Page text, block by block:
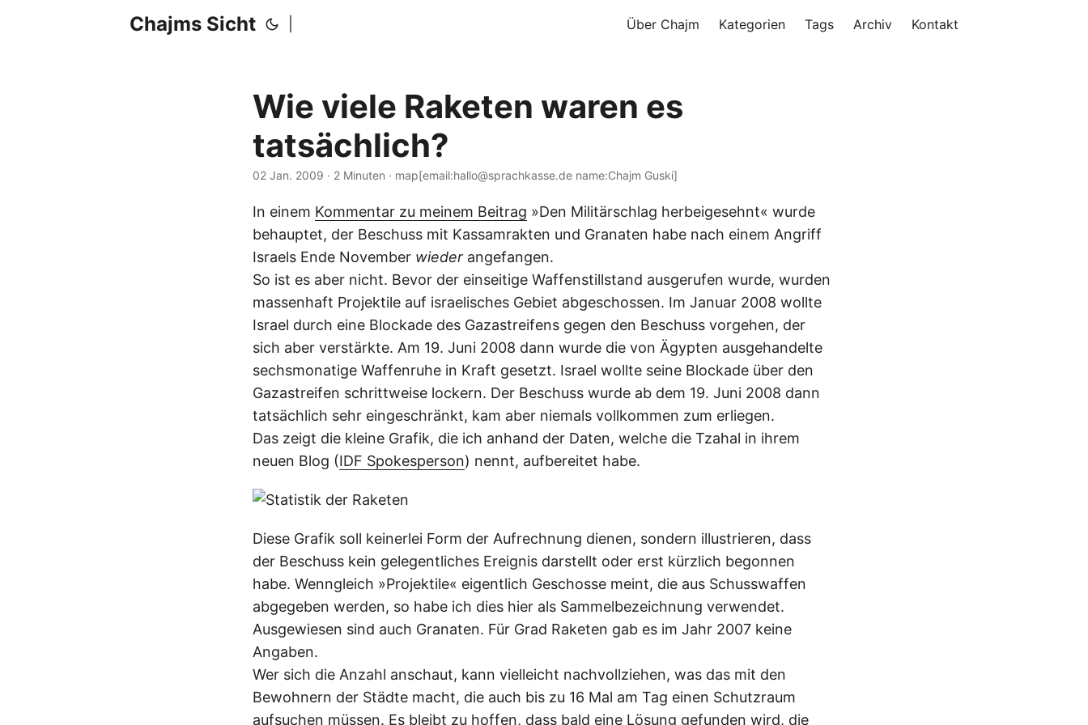
Chajms Sicht Über Chajm Kategorien Tags Archiv Kontakt
Wie viele Raketen waren es
tatsächlich?
02 Jan. 2009 · 2 Minuten · map[email:hallo@sprachkasse.de name:Chajm Guski]
In einem Kommentar zu meinem Beitrag »Den Militärschlag herbeigesehnt« wurde
behauptet, der Beschuss mit Kassamrakten und Granaten habe nach einem Angriff
Israels Ende November wieder angefangen.
So ist es aber nicht. Bevor der einseitige Waffenstillstand ausgerufen wurde, wurden
massenhaft Projektile auf israelisches Gebiet abgeschossen. Im Januar 2008 wollte
Israel durch eine Blockade des Gazastreifens gegen den Beschuss vorgehen, der
sich aber verstärkte. Am 19. Juni 2008 dann wurde die von Ägypten ausgehandelte
sechsmonatige Waffenruhe in Kraft gesetzt. Israel wollte seine Blockade über den
Gazastreifen schrittweise lockern. Der Beschuss wurde ab dem 19. Juni 2008 dann
tatsächlich sehr eingeschränkt, kam aber niemals vollkommen zum erliegen.
Das zeigt die kleine Grafik, die ich anhand der Daten, welche die Tzahal in ihrem
neuen Blog (IDF Spokesperson) nennt, aufbereitet habe.
Diese Grafik soll keinerlei Form der Aufrechnung dienen, sondern illustrieren, dass
der Beschuss kein gelegentliches Ereignis darstellt oder erst kürzlich begonnen
habe. Wenngleich »Projektile« eigentlich Geschosse meint, die aus Schusswaffen
abgegeben werden, so habe ich dies hier als Sammelbezeichnung verwendet.
Ausgewiesen sind auch Granaten. Für Grad Raketen gab es im Jahr 2007 keine
Angaben.
Wer sich die Anzahl anschaut, kann vielleicht nachvollziehen, was das mit den
Bewohnern der Städte macht, die auch bis zu 16 Mal am Tag einen Schutzraum
aufsuchen müssen. Es bleibt zu hoffen, dass bald eine Lösung gefunden wird, die